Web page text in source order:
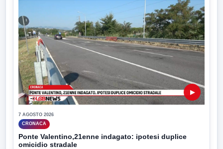
▶
7 AGOSTO 2026
CRONACA
Ponte Valentino,21enne indagato: ipotesi duplice
omicidio stradale